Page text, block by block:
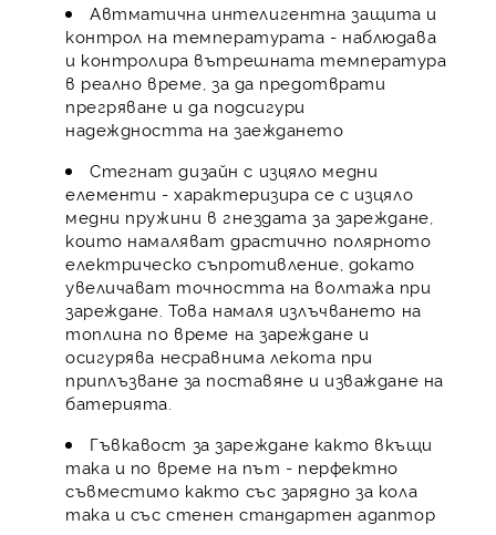
Автматична интелигентна защита и
контрол на температурата - наблюдава
и контролира вътрешната температура
в реално време, за да предотврати
прегряване и да подсигури
надеждността на заеждането
Стегнат дизайн с изцяло медни
елементи - характеризира се с изцяло
медни пружини в гнездата за зареждане,
които намаляват драстично полярното
електрическо съпротивление, докато
увеличават точността на волтажа при
зареждане. Това намаля излъчването на
топлина по време на зареждане и
осигурява несравнима лекота при
приплъзване за поставяне и изваждане на
батерията.
Гъвкавост за зареждане както вкъщи
така и по време на път - перфектно
съвместимо както със зарядно за кола
така и със стенен стандартен адаптор